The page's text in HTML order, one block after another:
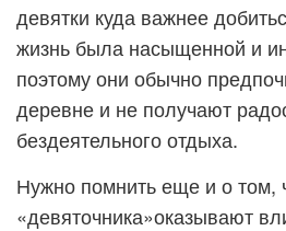
девятки куда важнее
жизнь была насыщенной и
поэтому они обычно
деревне и не получают
бездеятельного отдыха.
Нужно помнить еще и о том,
«девяточника»оказывают